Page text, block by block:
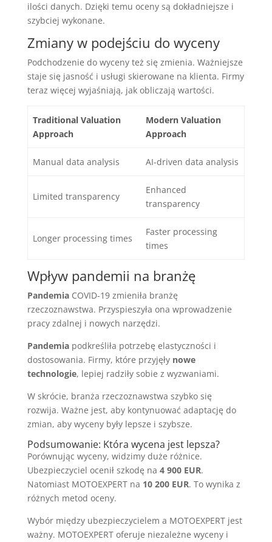
ilości danych. Dzięki temu oceny są dokładniejsze i
szybciej wykonane.
Zmiany w podejściu do wyceny
Podchodzenie do wyceny też się zmienia. Ważniejsze
staje się jasność i usługi skierowane na klienta. Firmy
teraz więcej wyjaśniają, jak obliczają wartości.
Traditional Valuation
Approach
Modern Valuation
Approach
Manual data analysis AI-driven data analysis
Limited transparency
Enhanced
transparency
Longer processing times
Faster processing
times
Wpływ pandemii na branżę
PandemiaCOVID-19 zmieniła branżę
rzeczoznawstwa. Przyspieszyła ona wprowadzenie
pracy zdalnej i nowych narzędzi.
Pandemiapodkreśliła potrzebę elastyczności i
dostosowania. Firmy, które przyjęły nowe
technologie, lepiej radziły sobie z wyzwaniami.
W skrócie, branża rzeczoznawstwa szybko się
rozwija. Ważne jest, aby kontynuować adaptację do
zmian, aby wyceny były lepsze i szybsze.
Podsumowanie: Która wycena jest lepsza?
Porównując wyceny, widzimy duże różnice.
Ubezpieczyciel ocenił szkodę na 4 900 EUR.
Natomiast MOTOEXPERT na 10 200 EUR. To wynika z
różnych metod oceny.
Wybór między ubezpieczycielem a MOTOEXPERT jest
ważny. MOTOEXPERT oferuje niezależne wyceny i